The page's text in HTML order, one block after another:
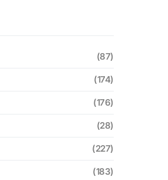
(87)
(174)
(176)
(28)
(227)
(183)